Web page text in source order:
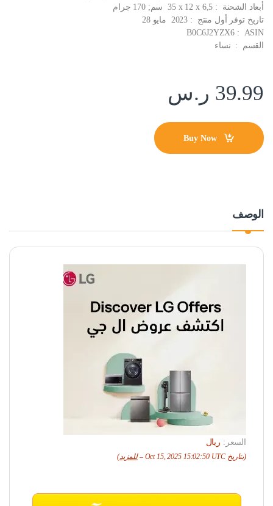
أبعاد الشحنة ‏ : ‎ 35 x 12 x 6,5 سم; 170 جرام
تاريخ توفر أول منتج ‏ : ‎ 2023 مايو 28
ASIN ‏ : ‎ B0C6J2YZX6
القسم ‏ : ‎ نساء
39.99 ر.س
Buy Now
الوصف
السعر: ريال
(بتاريخ Oct 15, 2025 15:02:50 UTC – للمزيد)